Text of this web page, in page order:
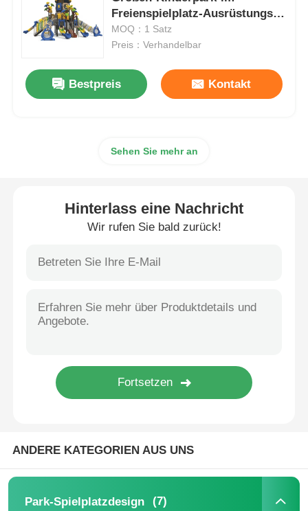
Wasserparkgestaltung
Spielplatz im Freien
Kleines Spielplatz-Set
Ausrüstung für Wasserparks
Freienspielplatz-Ausrüstungs-
neues Entwurfs-
Kinderspielplatz-Sets
MOQ：1 Satz
Preis：Verhandelbar
Bestpreis Kontakt
Sehen Sie mehr an
Hinterlass eine Nachricht
Wir rufen Sie bald zurück!
ANDERE KATEGORIEN AUS UNS
Park-Spielplatzdesign (7)